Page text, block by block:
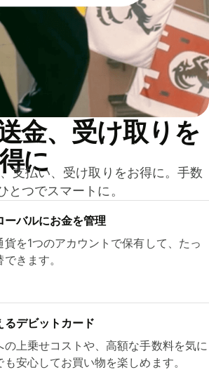
金、受け取りを
に
支払い、受け取りをお得に。手数
とつでスマートに。
ー⁠バ⁠ルにお金を管理
貨を1つのアカウントで保有して、たっ
きます。
るデビットカード
の上乗せコストや、高額な手数料を気に
安心してお買い物を楽しめます。